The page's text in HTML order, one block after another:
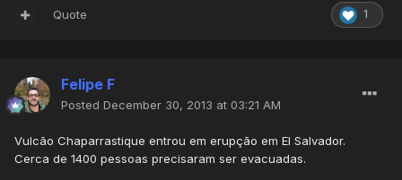
1
Quote
Felipe F
Posted December 30, 2013 at 03:21 AM
Vulcão Chaparrastique entrou em erupção em El Salvador.
Cerca de 1400 pessoas precisaram ser evacuadas.